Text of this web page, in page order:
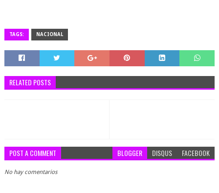
TAGS: NACIONAL
RELATED POSTS
POST A COMMENT BLOGGER DISQUS FACEBOOK
No hay comentarios